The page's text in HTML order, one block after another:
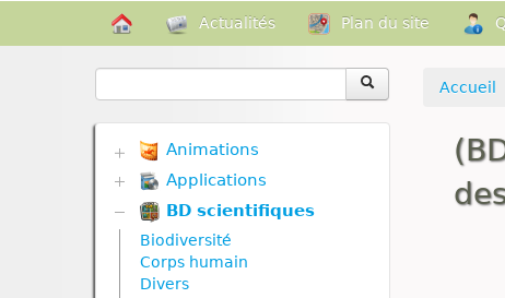
Actualités Plan du site
Accueil
Animations
Biodiversité
Communication hormonale
Communication nerveuse
Corps humain
Défense immunitaire
Divers
Applications
Biodiversité
Communication hormonale
Communication nerveuse
Corps humain
BD scientifiques
Biodiversité
Corps humain
Divers